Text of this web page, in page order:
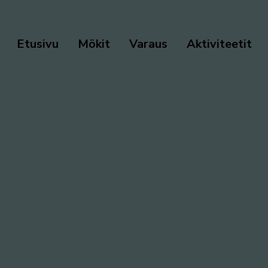
Etusivu Mökit Varaus Aktiviteetit